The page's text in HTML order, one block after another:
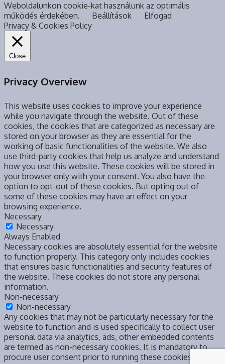
Weboldalunkon cookie-kat használunk az optimális
működés érdekében.
Beállítások
Elfogad
Privacy & Cookies Policy
Close
Privacy Overview
This website uses cookies to improve your experience
while you navigate through the website. Out of these
cookies, the cookies that are categorized as necessary are
stored on your browser as they are essential for the
working of basic functionalities of the website. We also
use third-party cookies that help us analyze and understand
how you use this website. These cookies will be stored in
your browser only with your consent. You also have the
option to opt-out of these cookies. But opting out of
some of these cookies may have an effect on your
browsing experience.
Necessary
Necessary
Always Enabled
Necessary cookies are absolutely essential for the website
to function properly. This category only includes cookies
that ensures basic functionalities and security features of
the website. These cookies do not store any personal
information.
Non-necessary
Non-necessary
Any cookies that may not be particularly necessary for the
website to function and is used specifically to collect user
personal data via analytics, ads, other embedded contents
are termed as non-necessary cookies. It is mandatory to
procure user consent prior to running these cookies on